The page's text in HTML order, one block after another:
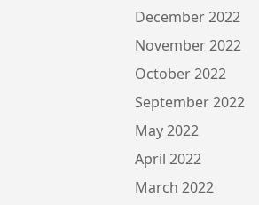
December 2022
November 2022
October 2022
September 2022
May 2022
April 2022
March 2022